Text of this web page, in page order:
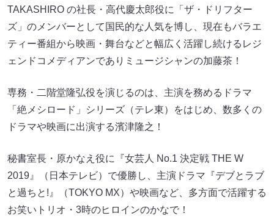
TAKASHIRO の社⻑・⾼代慶太郎役に「ザ・ドリフター
ズ」のメンバーとして国⺠的な⼈気を博し、現在もバラエ
ティー番組から映画・舞台などと幅広く活躍し続けるレジ
ェンドコメディアンでありミュージシャンの加藤茶！
専務・⼆階堂隆弘役を演じるのは、主演を務めるドラマ
「絶メシロード」シリーズ（テレ東）をはじめ、数多くの
ドラマや映画に出演する濱津隆之！
秘書室⻑・原かなえ役に『⼥芸⼈ No.1 決定戦 THE W
2019』（⽇本テレビ）で優勝し、主演ドラマ『デブとラブ
と過ちと!』（TOKYO MX）や映画など、多⽅⾯で活躍する
お笑いトリオ・3時のヒロインのかなで！